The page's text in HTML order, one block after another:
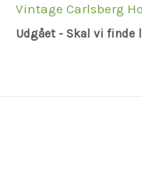
Vintage Carlsberg
Udgået - Skal vi